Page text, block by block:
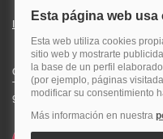
Información Legal sobre
Quehoteles.com - Especialistas
Todos los derechos reservados.
915759999